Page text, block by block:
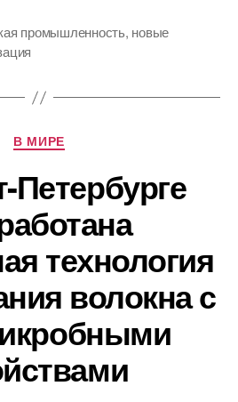
промышленности
промышленность, новые
Рубрики
В МИРЕ
Петербурге
технология
волокна с